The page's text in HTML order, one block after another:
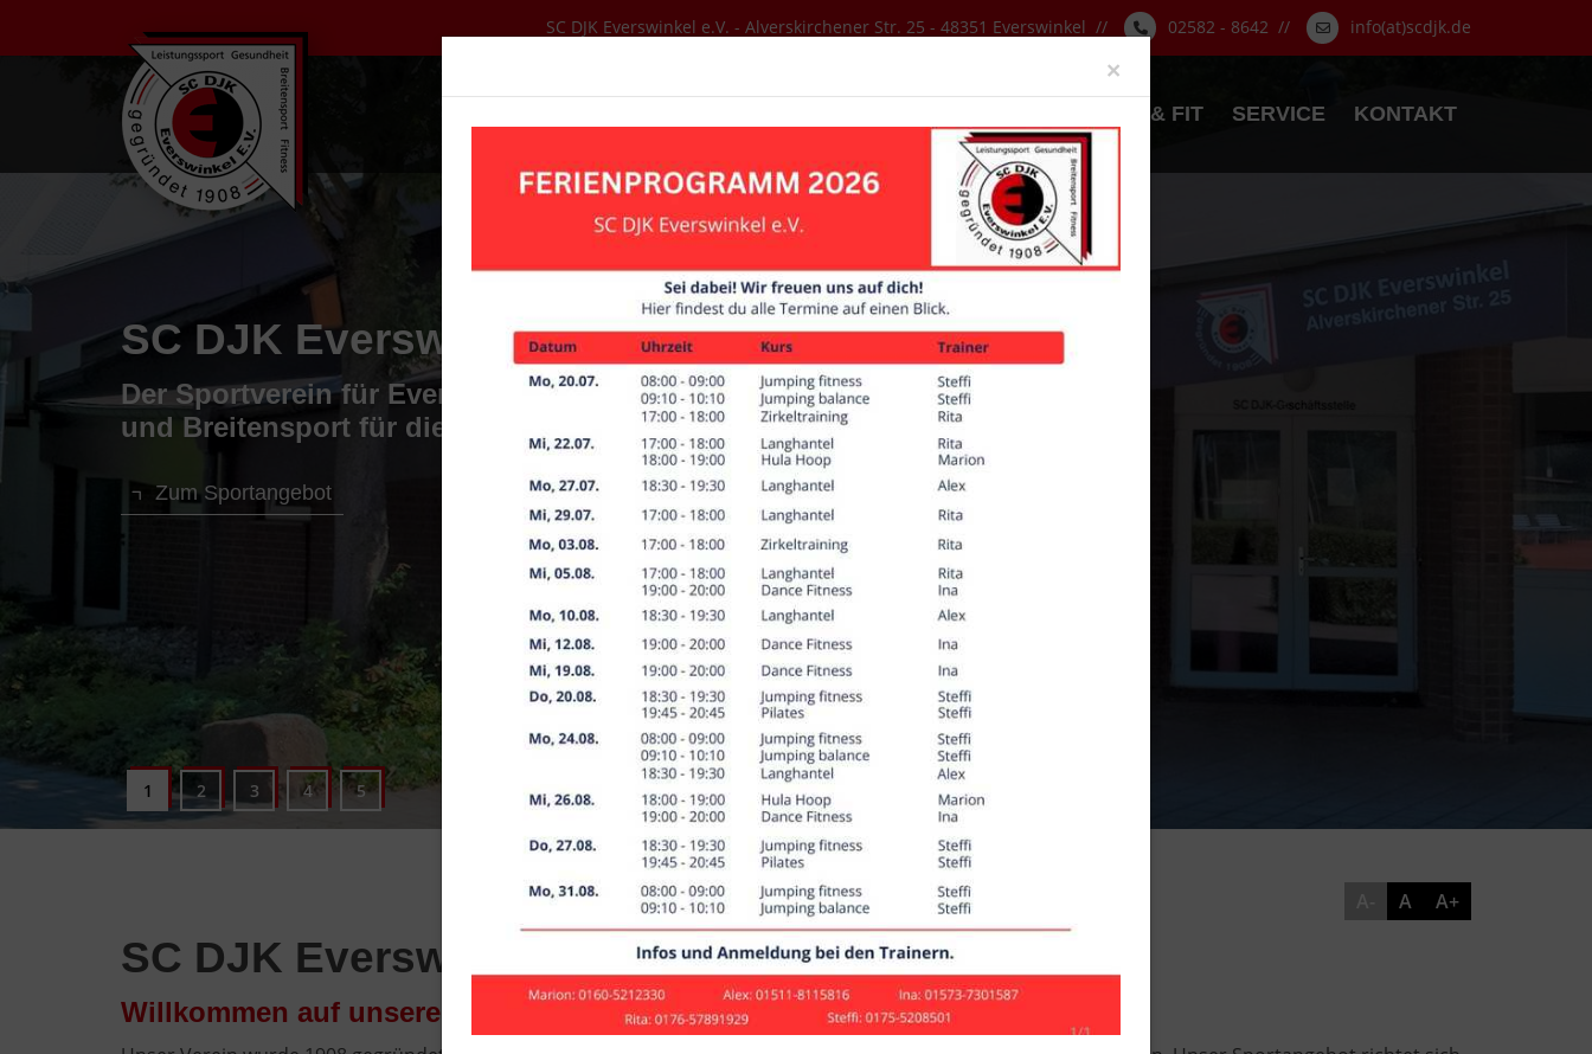
SC DJK Everswinkel e.V. - Alverskirchener Str. 25 - 48351 Everswinkel // 02582 - 8642 // info(at)scdjk.de
GESUND & FIT SERVICE KONTAKT
Wir bieten Fußball schon für die ganz kleinen.
Fußballtraining beginnt bei uns ab 4 Jahre
A A+
SC DJK Everswinkel e.V.
Willkommen auf unseren Internetseiten
×